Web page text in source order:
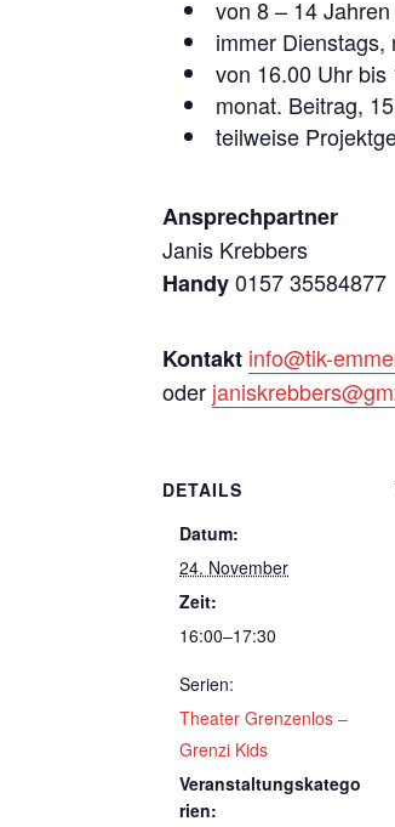
von 8 – 14 Jahren
immer Dienstags,
von 16.00 Uhr bis
monat. Beitrag,
teilweise
Ansprechpartner
Janis Krebbers
Handy0157 35584877
Kontakt info@tik-
oder
DETAILS
Datum:
24. November
Zeit:
16:00–17:30
Serien:
Theater Grenzenlos –
Grenzi Kids
Veranstaltungskatego
rien: